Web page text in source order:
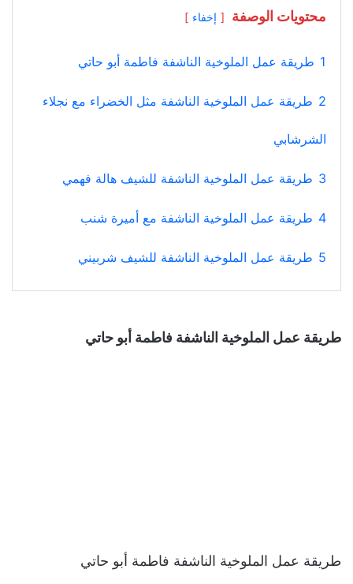
محتويات الوصفة إخفاء
1 طريقة عمل الملوخية الناشفة فاطمة أبو حاتي
2 طريقة عمل الملوخية الناشفة مثل الخضراء مع نجلاء
الشرشابي
3 طريقة عمل الملوخية الناشفة للشيف هالة فهمي
4 طريقة عمل الملوخية الناشفة مع أميرة شنب
5 طريقة عمل الملوخية الناشفة للشيف شربيني
طريقة عمل الملوخية الناشفة فاطمة أبو حاتي
طريقة عمل الملوخية الناشفة فاطمة أبو حاتي